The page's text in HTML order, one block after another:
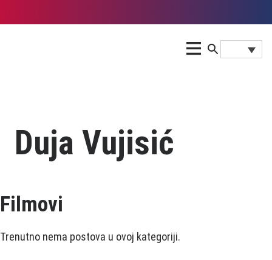
Duja Vujisić
Filmovi
Trenutno nema postova u ovoj kategoriji.